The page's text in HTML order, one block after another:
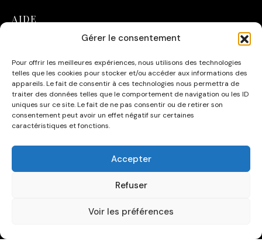
Gérer le consentement
Pour offrir les meilleures expériences, nous utilisons des technologies
telles que les cookies pour stocker et/ou accéder aux informations des
appareils. Le fait de consentir à ces technologies nous permettra de
traiter des données telles que le comportement de navigation ou les ID
uniques sur ce site. Le fait de ne pas consentir ou de retirer son
consentement peut avoir un effet négatif sur certaines
caractéristiques et fonctions.
Accepter
Refuser
Voir les préférences
AIDE
Suivre ma commande
Conditions Générales de Vente
CATÉGORIES
Affiches
Affiches Acteurs de Cinéma
Automobile